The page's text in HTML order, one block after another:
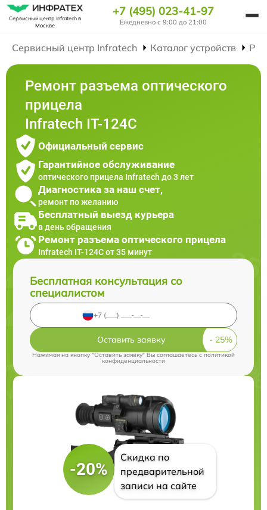
Сервисный центр Infratechв
Москве
+7 (495) 023-41-97
Ежедневно с 9:00 до 21:00
Сервисный центр Infratech Каталог устройств
Ремонт разъема оптического
прицела
Infratech IT-124C
Официальный сервис
Гарантийное обслуживание
оптического прицела Infratech до 3 лет
Диагностика за наш счет,
ремонт по желанию
Бесплатный выезд курьера
в день обращения
Ремонт разъема оптического прицела
Infratech IT-124C от 35 минут
Бесплатная консультация со
специалистом
Оставить заявку
Нажимая на кнопку "Оставить заявку" Вы соглашаетесь cполитикой
конфиденциальности
-20%
Скидка по
предварительной
записи на сайте